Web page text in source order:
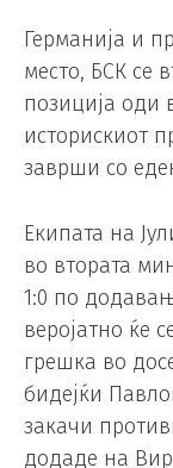
Германија и
место, БСК се
позиција оди
историскиот
заврши со
Екипата на
во втората
1:0 по
веројатно ќе
грешка во
бидејќи
закачи
додаде на